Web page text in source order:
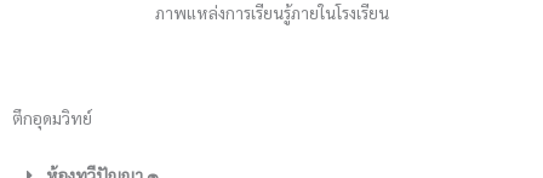
ภาพแหล่งการเรียนรู้ภายในโรงเรียน
ตึกอุดมวิทย์